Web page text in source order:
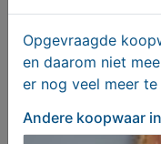
PLATEEL
€ 98,50
Opgevraagde
en daarom niet
er nog veel meer
Andere koopwaar